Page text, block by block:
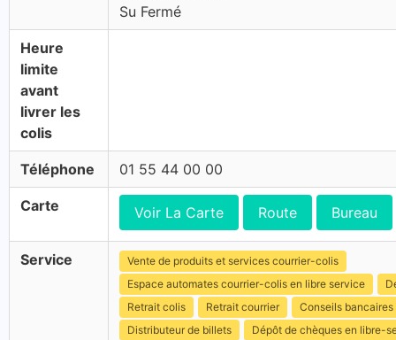
Su Fermé
Heure
limite
avant
livrer les
colis
Téléphone 01 55 44 00 00
Carte Voir La Carte Route Bureau
Service
Vente de produits et services courrier-colis
Espace automates courrier-colis en libre service
Retrait colis
Retrait courrier
Conseils bancaires
Distributeur de billets
Dépôt de chèques en libre-